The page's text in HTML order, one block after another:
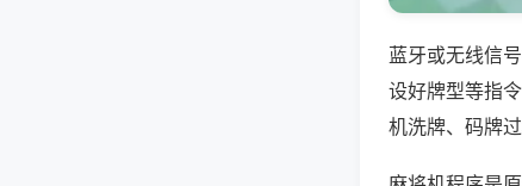
蓝牙或无线信
设好牌型等指
机洗牌、码牌